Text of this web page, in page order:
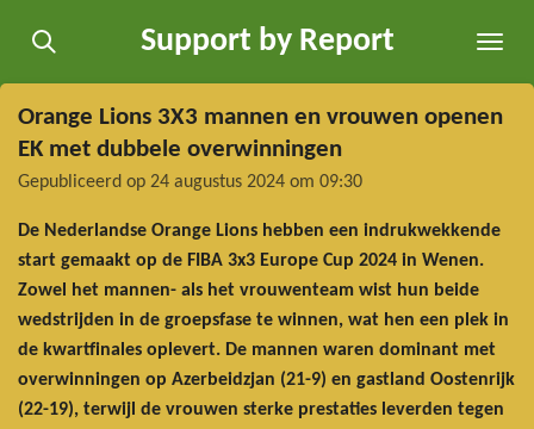
direct
naar
de
hoofdinhoud
Support by Report
Orange Lions 3X3 mannen en vrouwen openen
EK met dubbele overwinningen
Gepubliceerd op 24 augustus 2024 om 09:30
De Nederlandse Orange Lions hebben een indrukwekkende
start gemaakt op de FIBA 3x3 Europe Cup 2024 in Wenen.
Zowel het mannen- als het vrouwenteam wist hun beide
wedstrijden in de groepsfase te winnen, wat hen een plek in
de kwartfinales oplevert. De mannen waren dominant met
overwinningen op Azerbeidzjan (21-9) en gastland Oostenrijk
(22-19), terwijl de vrouwen sterke prestaties leverden tegen